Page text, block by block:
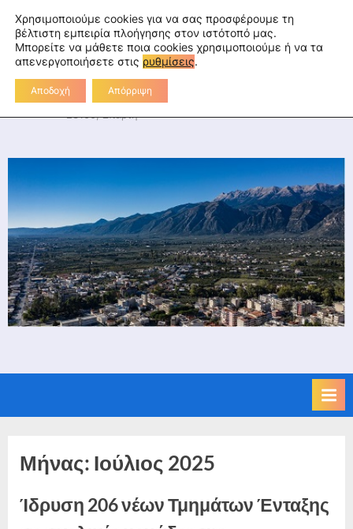
Skip
content
fa tu tw in rss Επικοινωνία
Διεύθυνση Πρωτοβάθμιας
Εκπαίδευσης Λακωνίας
Διοικητήριο Λακωνίας, 2ο χλμ Ε.Ο. Σπάρτης-Γυθείου,
23100, Σπάρτη
Μήνας: Ιούλιος 2025
Ίδρυση 206 νέων Τμημάτων Ένταξης
Χρησιμοποιούμε cookies για να σας προσφέρουμε τη
βέλτιστη εμπειρία πλοήγησης στον ιστότοπό μας.
Μπορείτε να μάθετε ποια cookies χρησιμοποιούμε ή να τα
απενεργοποιήσετε στις ρυθμίσεις.
Αποδοχή Απόρριψη